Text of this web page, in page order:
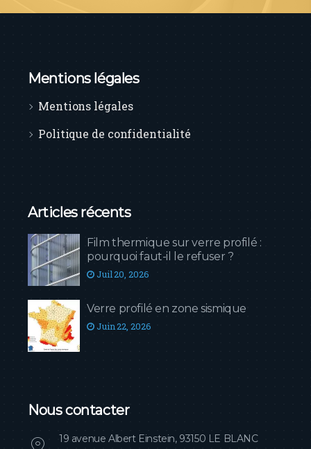
Mentions légales
Mentions légales
Politique de confidentialité
Articles récents
Film thermique sur verre profilé :
pourquoi faut-il le refuser ?
Juil 20, 2026
Verre profilé en zone sismique
Juin 22, 2026
Nous contacter
19 avenue Albert Einstein, 93150 LE BLANC